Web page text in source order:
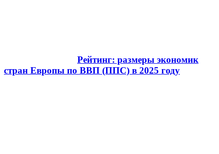
Рейтинг: размеры экономик
стран Европы по ВВП (ППС) в 2025 году